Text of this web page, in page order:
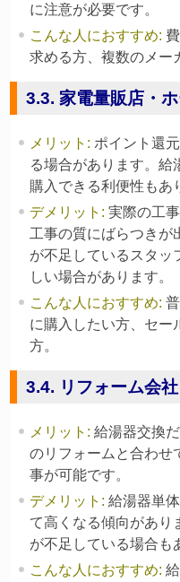
に注意が必要です。
こんな人におすすめ:
求める方、複数のメー
3.3. 家電量販店・
メリット : ポイント還
る場合があります。給
購入できる利便性もあ
デメリット : 実際の工
工事の質にばらつきが
が不足しているスタッ
しい場合があります。
こんな人におすすめ:
に購入したい方、セー
方。
3.4. リフォーム会社
メリット : 給湯器交換
のリフォームと合わせ
事が可能です。
デメリット : 給湯器単
て高くなる傾向があり
が不足している場合も
こんな人におすすめ: